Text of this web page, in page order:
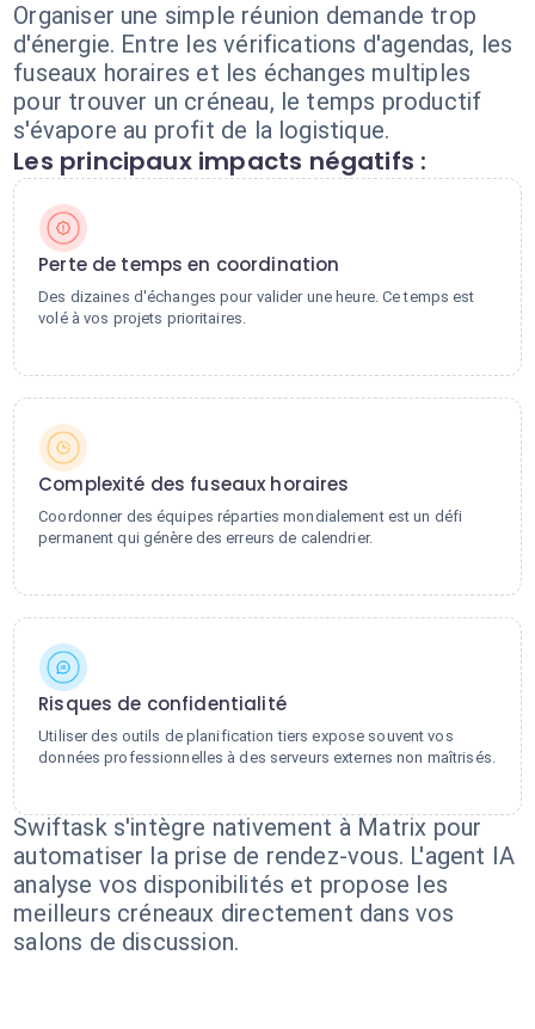
Organiser une simple réunion demande trop
d'énergie. Entre les vérifications d'agendas, les
fuseaux horaires et les échanges multiples
pour trouver un créneau, le temps productif
s'évapore au profit de la logistique.
Les principaux impacts négatifs :
Perte de temps en coordination
Des dizaines d'échanges pour valider une heure. Ce temps est
volé à vos projets prioritaires.
Complexité des fuseaux horaires
Coordonner des équipes réparties mondialement est un défi
permanent qui génère des erreurs de calendrier.
Risques de confidentialité
Utiliser des outils de planification tiers expose souvent vos
données professionnelles à des serveurs externes non maîtrisés.
Swiftask s'intègre nativement à Matrix pour
automatiser la prise de rendez-vous. L'agent IA
analyse vos disponibilités et propose les
meilleurs créneaux directement dans vos
salons de discussion.